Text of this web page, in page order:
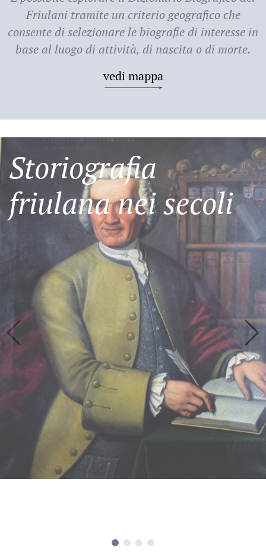
Friulani
Friulani tramite un criterio geografico che
consente di selezionare le biografie di interesse in
base al luogo di attività, di nascita o di morte.
vedi mappa
Storiografia
friulana nei secoli